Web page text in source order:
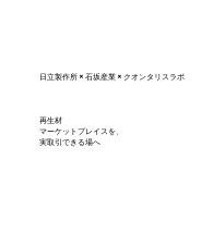
日立製作所 × 石坂産業 × クオンタリスラボ
再生材
マーケットプレイスを、
実取引できる場へ